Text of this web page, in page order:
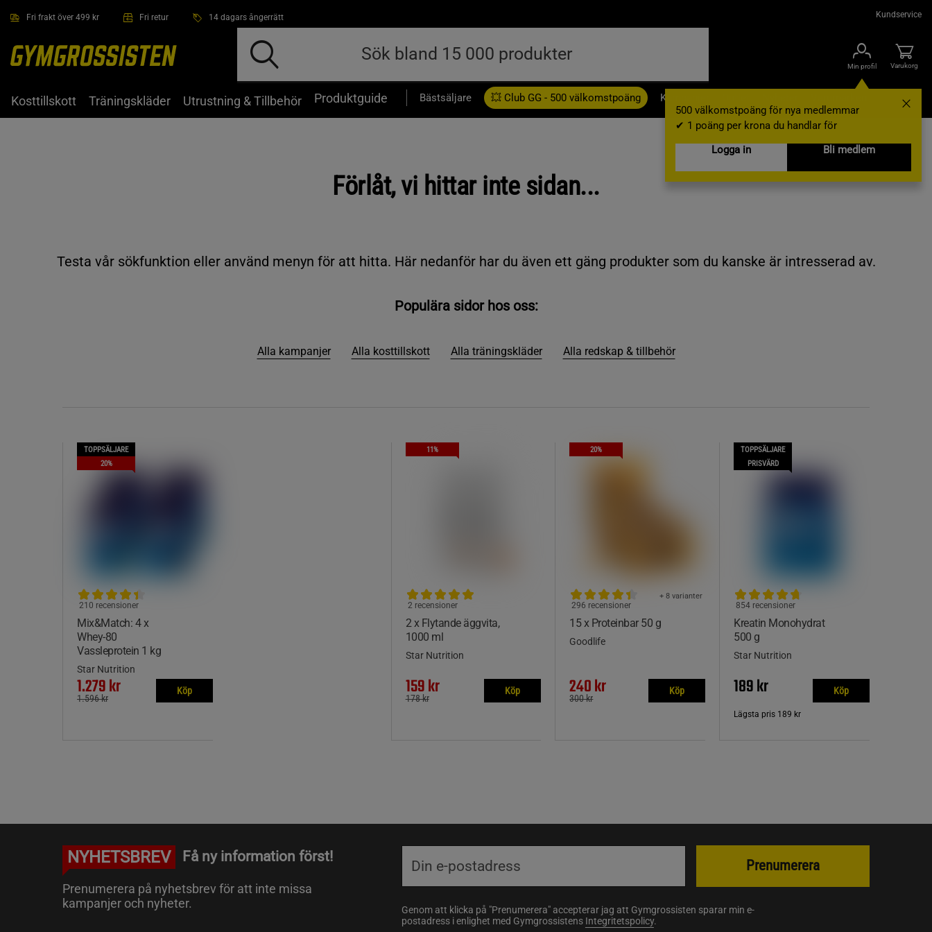
Fri frakt över 499 kr Fri retur 14 dagars ångerrätt Kundservice
Min profil
500 välkomstpoäng för nya medlemmar
✔ 1 poäng per krona du handlar för
Logga in
Bli medlem
Varukorg
Kosttillskott Träningskläder Utrustning & Tillbehör Produktguide Bästsäljare 💥 Club GG - 500 välkomstpoäng Kampanjer
Förlåt, vi hittar inte sidan...
Testa vår sökfunktion eller använd menyn för att hitta. Här nedanför har du även ett gäng produkter som du kanske är intresserad av.
Populära sidor hos oss:
Alla kampanjer Alla kosttillskott Alla träningskläder Alla redskap & tillbehör
TOPPSÄLJARE
20%
Mix&Match: 4 x
Whey-80
Vassleprotein 1 kg
210 recensioner
Star Nutrition
1.279 kr
1.596 kr
Köp
11%
2 x Flytande äggvita,
1000 ml
2 recensioner
Star Nutrition
159 kr
178 kr
Köp
20%
15 x Proteinbar 50 g
+ 8 varianter
296 recensioner
Goodlife
240 kr
300 kr
Köp
TOPPSÄLJARE
PRISVÄRD
Kreatin Monohydrat
500 g
854 recensioner
Star Nutrition
189 kr Köp
Lägsta pris 189 kr
NYHETSBREV Få ny information först!
Prenumerera på nyhetsbrev för att inte missa
kampanjer och nyheter.
Genom att klicka på "Prenumerera" accepterar jag att Gymgrossisten sparar min e-
postadress i enlighet med Gymgrossistens Integritetspolicy.
Prenumerera